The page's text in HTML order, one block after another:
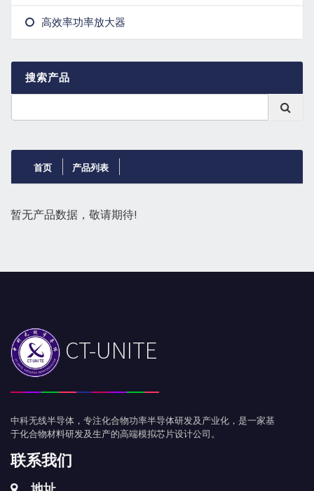
PWM
高效率功率放大器
搜索产品
首页 产品列表
暂无产品数据，敬请期待!
CT-UNITE
中科无线半导体，专注化合物功率半导体研发及产业化，是一家基
于化合物材料研发及生产的高端模拟芯片设计公司。
联系我们